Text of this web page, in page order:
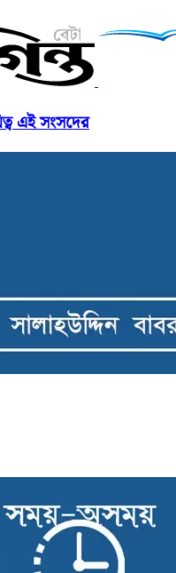
এই সংসদের